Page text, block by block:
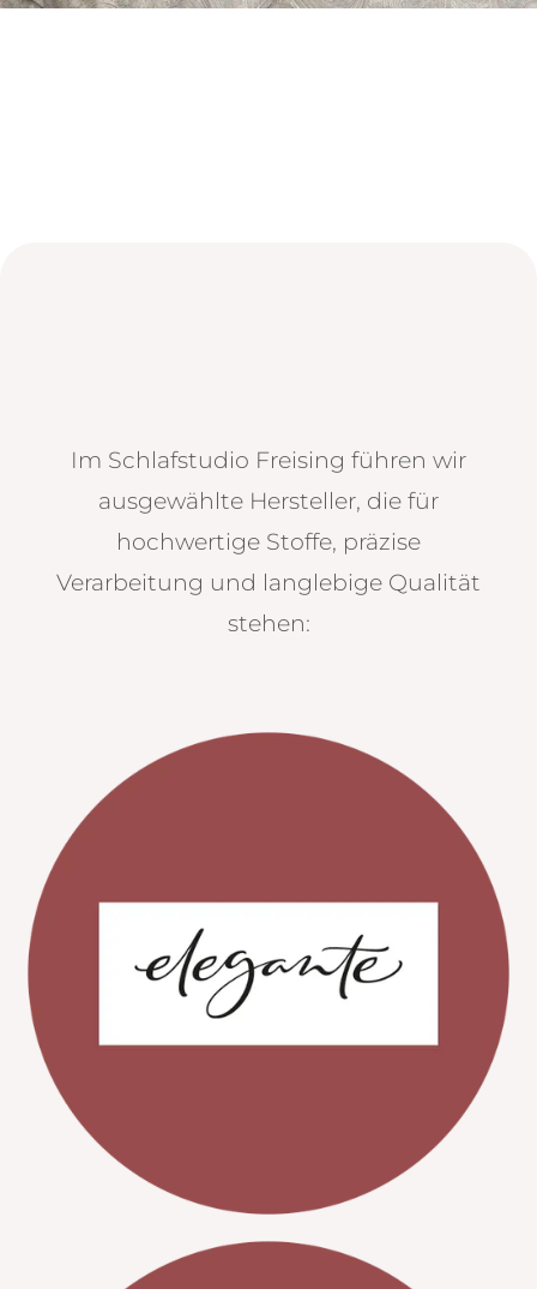
Im Schlafstudio Freising führen wir
ausgewählte Hersteller, die für
hochwertige Stoffe, präzise
Verarbeitung und langlebige Qualität
stehen: